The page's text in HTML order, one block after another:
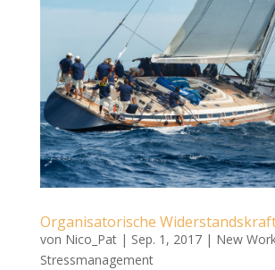
Organisatorische
von Nico_Pat| Sep. 1, 2017| New
Stressmanagement